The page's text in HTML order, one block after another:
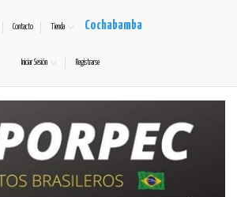
Contacto Tienda Cochabamba
Iniciar Sesión Registrarse